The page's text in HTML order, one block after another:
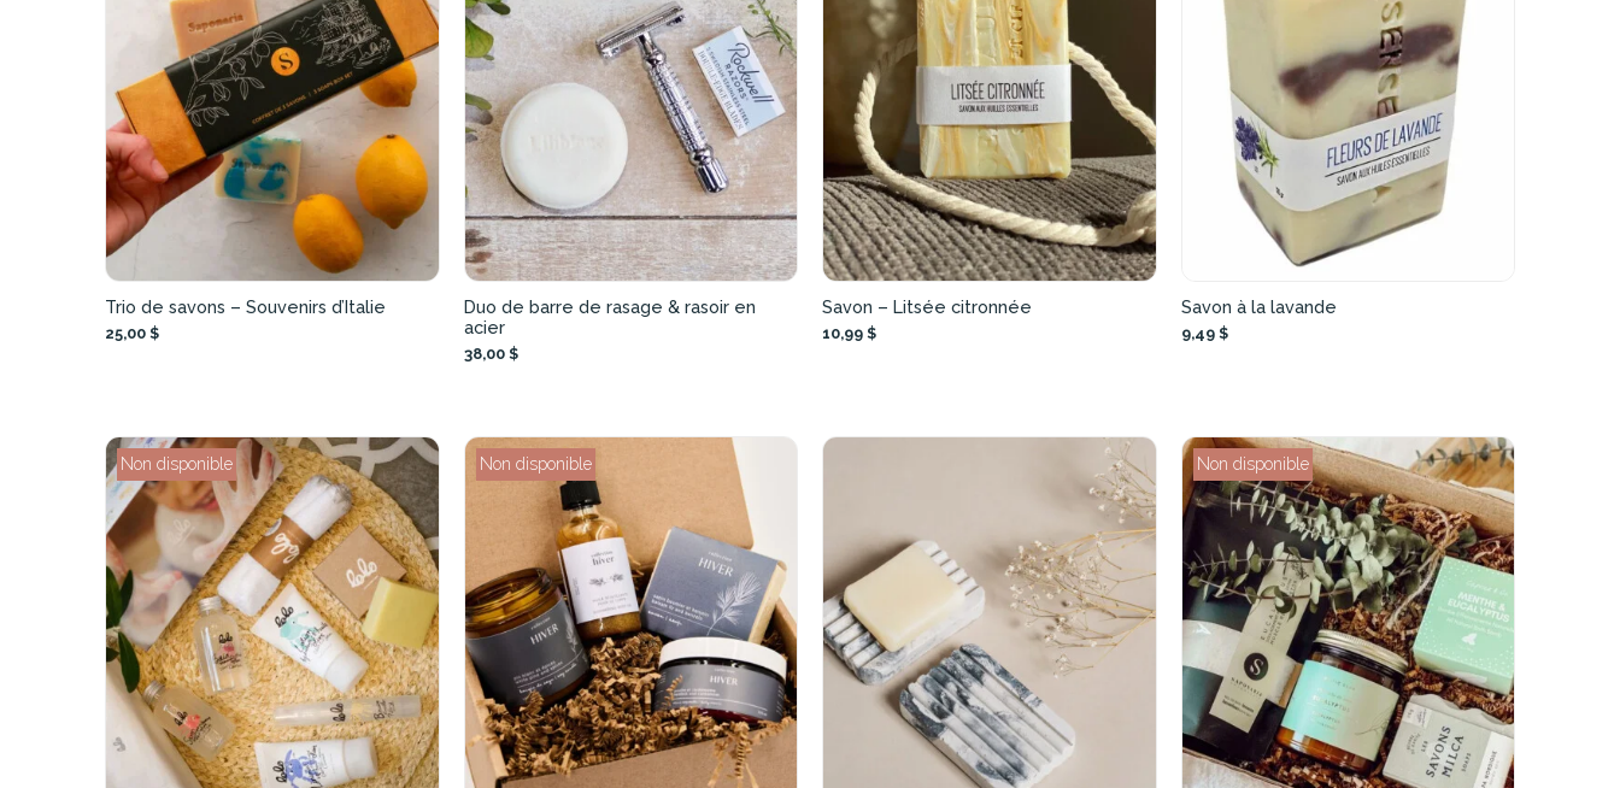
Trio de savons – Souvenirs d’Italie
25,00 $
Duo de barre de rasage & rasoir en
acier
38,00 $
Savon – Litsée citronnée
10,99 $
Savon à la lavande
9,49 $
Non disponible Non disponible Non disponible